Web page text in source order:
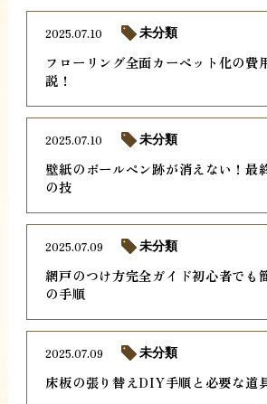
フローリング全面カーペット化の費
説！
2025.07.10 未分類
壁紙のボールペン跡が消えない！最
の技
2025.07.10 未分類
網戸のつけ方完全ガイド初心者でも
の手順
2025.07.09 未分類
床板の張り替えDIY手順と必要な道
2025.07.09 未分類